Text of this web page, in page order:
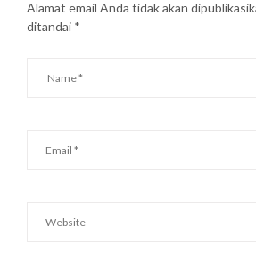
Alamat email Anda tidak akan
ditandai *